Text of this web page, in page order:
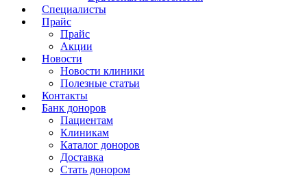
Специалисты
Прайс
Прайс
Акции
Новости
Новости клиники
Полезные статьи
Контакты
Банк доноров
Пациентам
Клиникам
Каталог доноров
Доставка
Стать донором